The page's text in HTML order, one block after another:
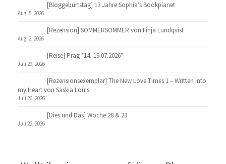
[Bloggeburtstag] 13 Jahre Sophia’s Bookplanet
Aug. 5, 2026
[Rezension] SOMMERSOMMER von Finja Lundqvist
Aug. 2, 2026
[Reise] Prag *14.-19.07.2026*
Juli 29, 2026
[Rezensionsexemplar] The New Love Times 1 – Written into
my Heart von Saskia Louis
Juli 26, 2026
[Dies und Das] Woche 28 & 29
Juli 22, 2026